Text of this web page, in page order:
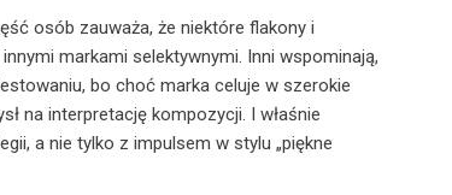
osób zauważa, że niektóre flakony i
markami selektywnymi. Inni wspominają,
bo choć marka celuje w szerokie
na interpretację kompozycji. I właśnie
a nie tylko z impulsem w stylu „piękne